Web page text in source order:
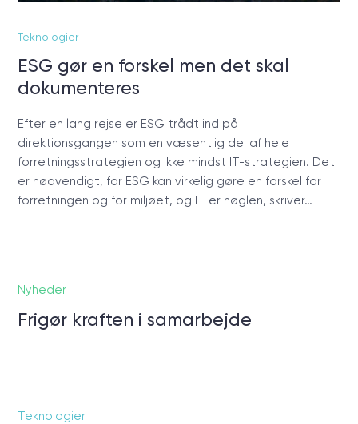
Teknologier
ESG gør en forskel men det skal
dokumenteres
Efter en lang rejse er ESG trådt ind på
direktionsgangen som en væsentlig del af hele
forretningsstrategien og ikke mindst IT-strategien. Det
er nødvendigt, for ESG kan virkelig gøre en forskel for
forretningen og for miljøet, og IT er nøglen, skriver…
Nyheder
Frigør kraften i samarbejde
Teknologier